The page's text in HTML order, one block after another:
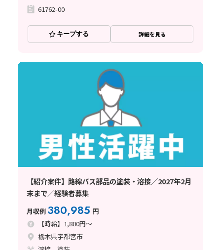
61762-00
キープする 詳細を見る
【紹介案件】路線バス部品の塗装・溶接／2027年2月
末まで／経験者募集
月収例 380,985 円
【時給】1,800円～
栃木県宇都宮市